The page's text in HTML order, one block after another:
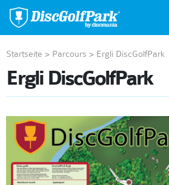
Startseite > Parcours > Ergli DiscGolfPark
Ergli DiscGolfPark